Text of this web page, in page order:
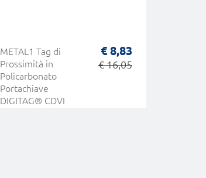
METAL1 Tag di
Prossimità in
Policarbonato
Portachiave
DIGITAG® CDVI
€ 8,83
€ 16,05